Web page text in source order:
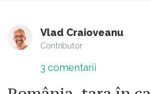
Vlad Craioveanu
Contributor
3 comentarii